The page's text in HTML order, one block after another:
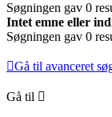
Søgningen gav 0
Intet emne eller
Søgningen gav 0
Gå til avanceret
Gå til